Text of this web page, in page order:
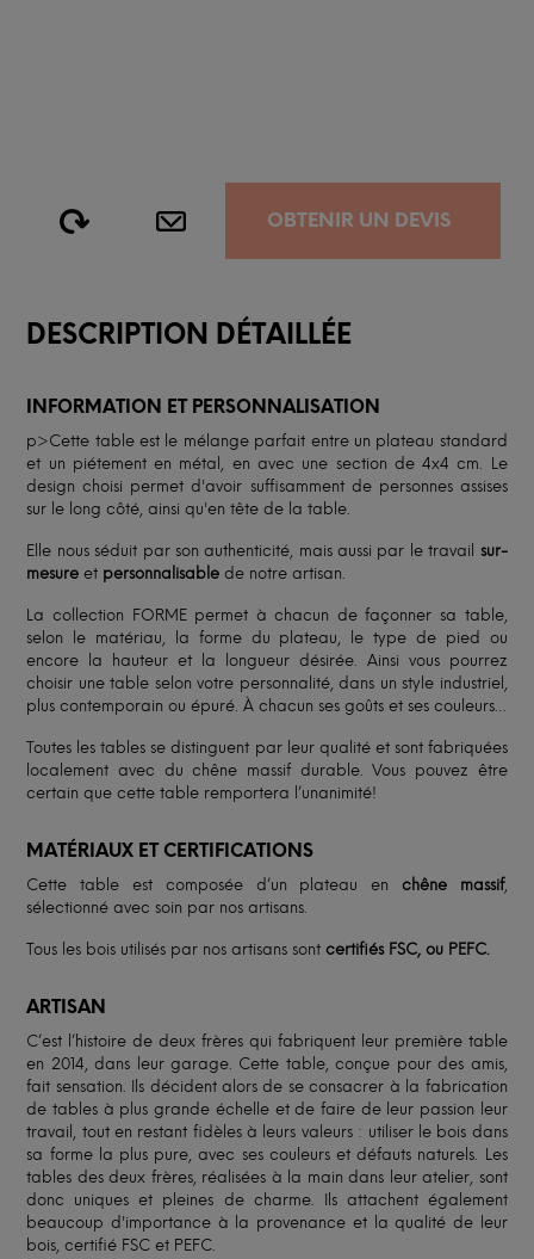
OBTENIR UN DEVIS
DESCRIPTION DÉTAILLÉE
INFORMATION ET PERSONNALISATION
p>Cette table est le mélange parfait entre un plateau standard
et un piétement en métal, en avec une section de 4x4 cm. Le
design choisi permet d'avoir suffisamment de personnes assises
sur le long côté, ainsi qu'en tête de la table.
Elle nous séduit par son authenticité, mais aussi par le travail sur-
mesure et personnalisable de notre artisan.
La collection FORME permet à chacun de façonner sa table,
selon le matériau, la forme du plateau, le type de pied ou
encore la hauteur et la longueur désirée. Ainsi vous pourrez
choisir une table selon votre personnalité, dans un style industriel,
plus contemporain ou épuré. À chacun ses goûts et ses couleurs…
Toutes les tables se distinguent par leur qualité et sont fabriquées
localement avec du chêne massif durable. Vous pouvez être
certain que cette table remportera l’unanimité!
MATÉRIAUX ET CERTIFICATIONS
Cette table est composée d’un plateau en chêne massif,
sélectionné avec soin par nos artisans.
Tous les bois utilisés par nos artisans sontcertifiés FSC, ou PEFC.
ARTISAN
C’est l’histoire de deux frères qui fabriquent leur première table
en 2014, dans leur garage. Cette table, conçue pour des amis,
fait sensation. Ils décident alors de se consacrer à la fabrication
de tables à plus grande échelle et de faire de leur passion leur
travail, tout en restant fidèles à leurs valeurs : utiliser le bois dans
sa forme la plus pure, avec ses couleurs et défauts naturels. Les
tables des deux frères, réalisées à la main dans leur atelier, sont
donc uniques et pleines de charme. Ils attachent également
beaucoup d'importance à la provenance et la qualité de leur
bois, certifié FSC et PEFC.